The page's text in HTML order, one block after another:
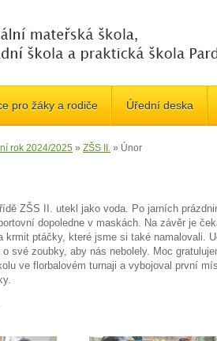
pro žáky a rodiče Úřední deska
rok 2024/2025 » ZŠS II. » Únor
ZŠS II. utekl jako voda. Po jarních
dopoledne v maskách. Na závěr je
krmit ptáčky, které jsme si také namalovali.
své zoubky, aby nás nebolely. Moc
ve florbalovém turnaji a vybojoval první